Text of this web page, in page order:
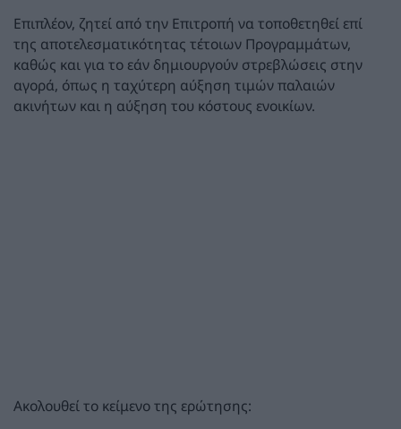
Επιπλέον, ζητεί από την Επιτροπή να τοποθετηθεί επί
της αποτελεσματικότητας τέτοιων Προγραμμάτων,
καθώς και για το εάν δημιουργούν στρεβλώσεις στην
αγορά, όπως η ταχύτερη αύξηση τιμών παλαιών
ακινήτων και η αύξηση του κόστους ενοικίων.
Ακολουθεί το κείμενο της ερώτησης: